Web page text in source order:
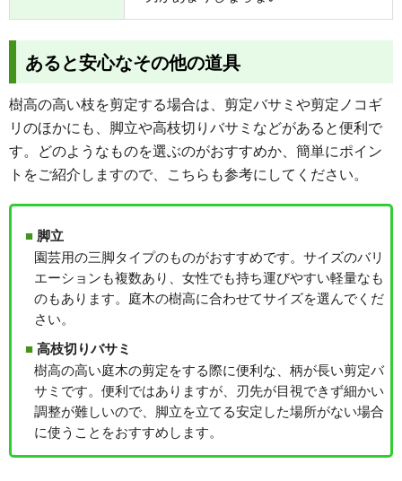
あると安心なその他の道具
樹高の高い枝を剪定する場合は、剪定バサミや剪定ノコギ
リのほかにも、脚立や高枝切りバサミなどがあると便利で
す。どのようなものを選ぶのがおすすめか、簡単にポイン
トをご紹介しますので、こちらも参考にしてください。
脚立
園芸用の三脚タイプのものがおすすめです。サイズのバリ
エーションも複数あり、女性でも持ち運びやすい軽量なも
のもあります。庭木の樹高に合わせてサイズを選んでくだ
さい。
高枝切りバサミ
樹高の高い庭木の剪定をする際に便利な、柄が長い剪定バ
サミです。便利ではありますが、刃先が目視できず細かい
調整が難しいので、脚立を立てる安定した場所がない場合
に使うことをおすすめします。